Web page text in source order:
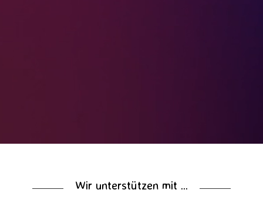
Wir unterstützen mit ...